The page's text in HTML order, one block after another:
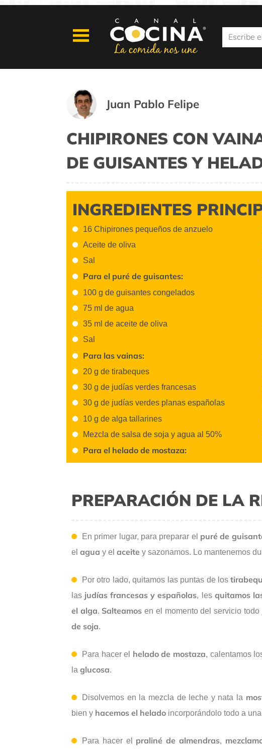
Juan Pablo Felipe
CHIPIRONES CON
DE GUISANTES Y
INGREDIENTES
16 Chipirones pequeños de anzuelo
Aceite de oliva
Sal
Para el puré de guisantes:
100 g de guisantes congelados
75 ml de agua
35 ml de aceite de oliva
Sal
Para las vainas:
20 g de tirabeques
30 g de judías verdes francesas
30 g de judías verdes planas españolas
10 g de alga tallarines
Mezcla de salsa de soja y agua al 50%
Para el helado de mostaza:
PREPARACIÓN DE LA
En primer lugar, para preparar el puré de
el agua y el aceite y sazonamos. Lo mantenemos
Por otro lado, quitamos las puntas de los
las judías francesas y españolas, les quitamos
el alga. Salteamosen el momento del servicio
de soja.
Para hacer el helado de mostaza, calentamos
la glucosa.
Disolvemos en la mezcla de leche y nata la
bien y hacemos el helado incorporándolo todo a
Para hacer el praliné de almendras,